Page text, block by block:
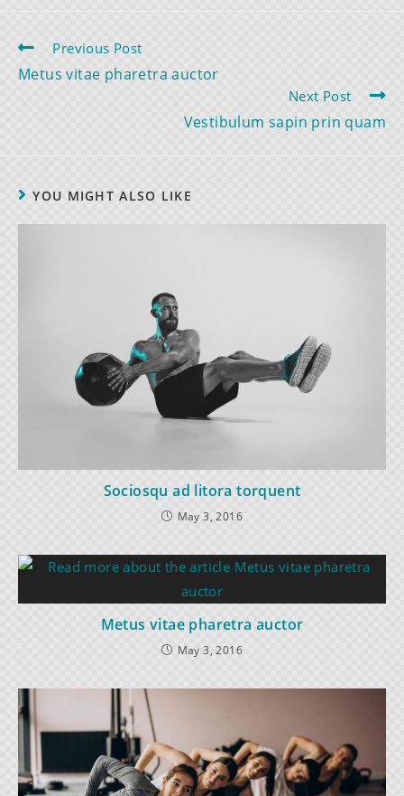
Previous Post
Metus vitae pharetra auctor
Next Post
Vestibulum sapin prin quam
YOU MIGHT ALSO LIKE
Sociosqu ad litora torquent
May 3, 2016
Metus vitae pharetra auctor
May 3, 2016